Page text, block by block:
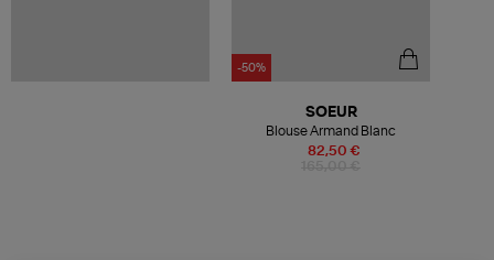
-50%
82,50 €
SOEUR
Blouse Armand Blanc